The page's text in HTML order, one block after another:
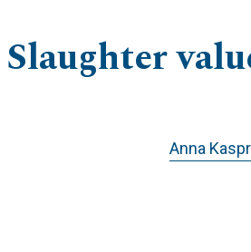
Slaughter
Anna